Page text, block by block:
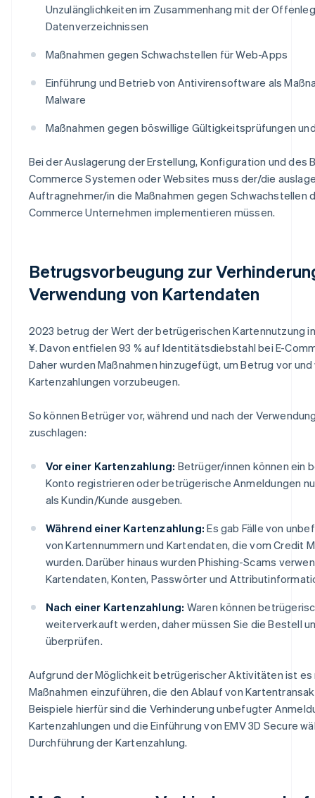
Unzulänglichkeiten im Zusammenhang mit der
Datenverzeichnissen
Maßnahmen gegen Schwachstellen für Web-Apps
Einführung und Betrieb von Antivirensoftware als
Malware
Maßnahmen gegen böswillige Gültigkeitsprüfungen
Bei der Auslagerung der Erstellung, Konfiguration und des
Commerce Systemen oder Websites muss der/die
Auftragnehmer/in die Maßnahmen gegen Schwachstellen
Commerce Unternehmen implementieren müssen.
Betrugsvorbeugung zur
Verwendung von Kartendaten
2023 betrug der Wert der betrügerischen Kartennutzung
¥. Davon entfielen 93 % auf Identitätsdiebstahl bei E-
Daher wurden Maßnahmen hinzugefügt, um Betrug vor
Kartenzahlungen vorzubeugen.
So können Betrüger vor, während und nach der
zuschlagen:
Vor einer Kartenzahlung: Betrüger/innen können ein
Konto registrieren oder betrügerische Anmeldungen
als Kundin/Kunde ausgeben.
Während einer Kartenzahlung: Es gab Fälle von
von Kartennummern und Kartendaten, die vom Credit
wurden. Darüber hinaus wurden Phishing-Scams
Kartendaten, Konten, Passwörter und
Nach einer Kartenzahlung: Waren können
weiterverkauft werden, daher müssen Sie die Bestell
überprüfen.
Aufgrund der Möglichkeit betrügerischer Aktivitäten ist es
Maßnahmen einzuführen, die den Ablauf von
Beispiele hierfür sind die Verhinderung unbefugter
Kartenzahlungen und die Einführung von EMV 3D Secure
Durchführung der Kartenzahlung.